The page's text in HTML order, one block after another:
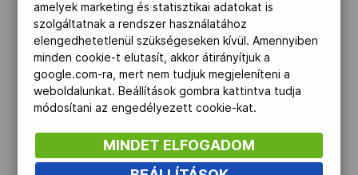
eredmény
37. Bere Larissza Vanda 3:53.72, 60. Gaál
Dóra 4:21.21
fiú sprint szabadstílusú kvalifikáció
68. Holló Martin 3:42.51
amelyek marketing és statisztikai adatokat is
szolgáltatnak a rendszer használatához
elengedhetetlenül szükségeseken kívül. Amennyiben
minden cookie-t elutasít, akkor átirányítjuk a
google.com-ra, mert nem tudjuk megjeleníteni a
weboldalunkat. Beállítások gombra kattintva tudja
módosítani az engedélyezett cookie-kat.
MINDET ELFOGADOM